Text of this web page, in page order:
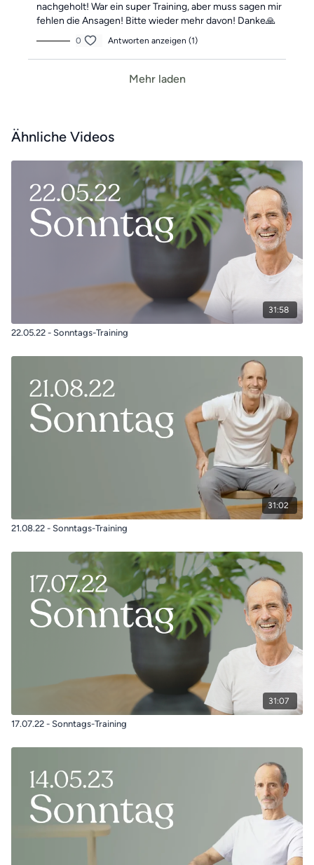
nachgeholt! War ein super Training, aber muss sagen mir
fehlen die Ansagen! Bitte wieder mehr davon! Danke🙏
0 Antworten anzeigen (1)
Mehr laden
Ähnliche Videos
31:58
22.05.22 - Sonntags-Training
31:02
21.08.22 - Sonntags-Training
31:07
17.07.22 - Sonntags-Training